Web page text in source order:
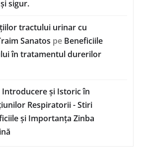
sigur.
tractului urinar cu
Sanatos pe Beneficiile
în tratamentul durerilor
Introducere și Istoric în
Respiratorii - Stiri
și Importanța Zinba